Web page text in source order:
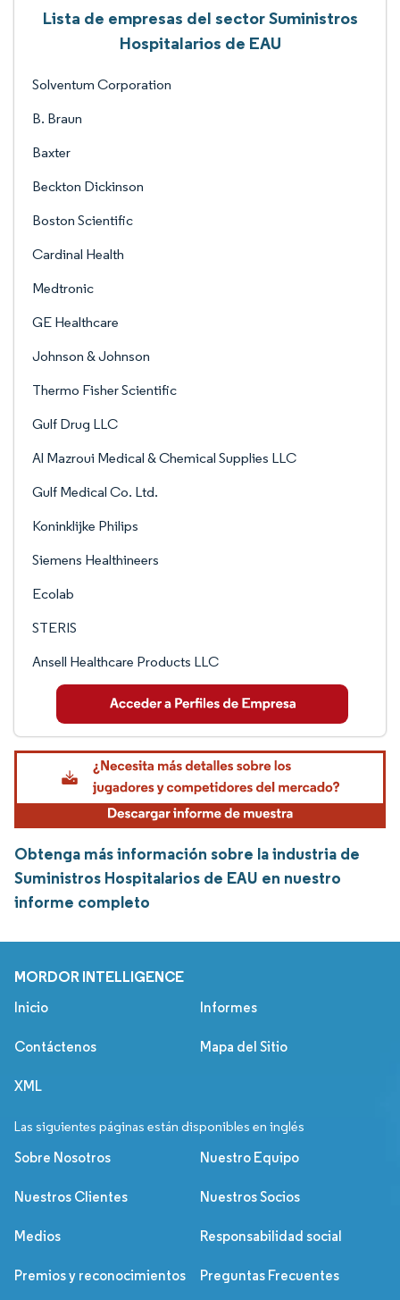
Lista de empresas del sector Suministros
Hospitalarios de EAU
Solventum Corporation
B. Braun
Baxter
Beckton Dickinson
Boston Scientific
Cardinal Health
Medtronic
GE Healthcare
Johnson & Johnson
Thermo Fisher Scientific
Gulf Drug LLC
Al Mazroui Medical & Chemical Supplies LLC
Gulf Medical Co. Ltd.
Koninklijke Philips
Siemens Healthineers
Ecolab
STERIS
Ansell Healthcare Products LLC
Obtenga más información sobre la industria de
Suministros Hospitalarios de EAU en nuestro
informe completo
MORDOR INTELLIGENCE
Inicio Informes
Contáctenos Mapa del Sitio
XML
Las siguientes páginas están disponibles en inglés
Sobre Nosotros Nuestro Equipo
Nuestros Clientes Nuestros Socios
Medios Responsabilidad social
Premios y reconocimientos Preguntas Frecuentes